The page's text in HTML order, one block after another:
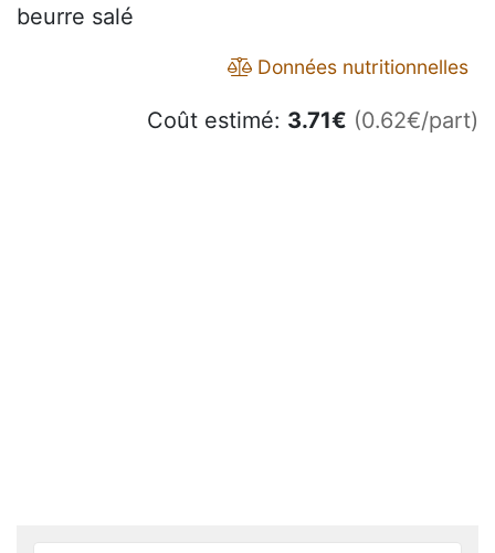
beurre salé
Données nutritionnelles
Coût estimé: 3.71€ (0.62€/part)